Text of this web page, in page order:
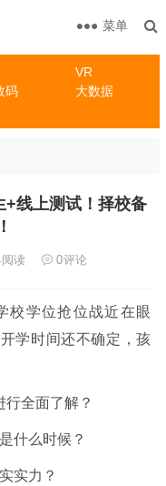
VR
码
大数据
菜单
+线上测试！择校备
阅读 0评论
校学位抢位战近在眼
学时间还不确定，孩
全面了解？
什么时候？
实力？